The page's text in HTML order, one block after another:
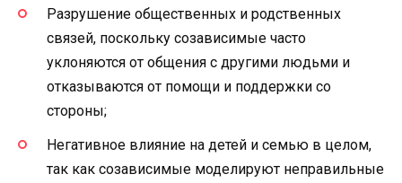
Разрушение общественных и родственных
связей, поскольку созависимые часто
уклоняются от общения с другими людьми и
отказываются от помощи и поддержки со
стороны;
Негативное влияние на детей и семью в целом,
так как созависимые моделируют неправильные